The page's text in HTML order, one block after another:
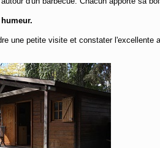
une petite visite et constater l'excellente